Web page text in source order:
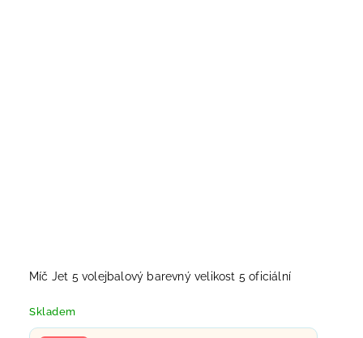
Míč Jet 5 volejbalový barevný velikost 5 oficiální
Skladem